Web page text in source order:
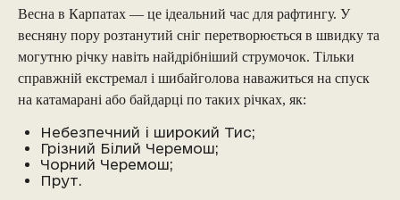
Весна в Карпатах — це ідеальний час для рафтингу. У
весняну пору розтанутий сніг перетворюється в швидку та
могутню річку навіть найдрібніший струмочок. Тільки
справжній екстремал і шибайголова наважиться на спуск
на катамарані або байдарці по таких річках, як:
Небезпечний і широкий Тис;
Грізний Білий Черемош;
Чорний Черемош;
Прут.